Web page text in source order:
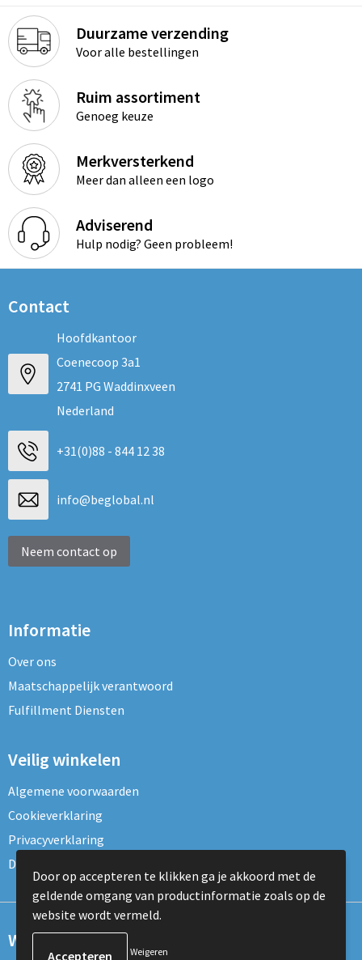
Duurzame verzending
Voor alle bestellingen
Ruim assortiment
Genoeg keuze
Merkversterkend
Meer dan alleen een logo
Adviserend
Hulp nodig? Geen probleem!
Contact
Hoofdkantoor
Coenecoop 3a1
2741 PG Waddinxveen
Nederland
+31(0)88 - 844 12 38
info@beglobal.nl
Neem contact op
Informatie
Over ons
Maatschappelijk verantwoord
Fulfillment Diensten
Veilig winkelen
Algemene voorwaarden
Cookieverklaring
Privacyverklaring
Disclaimer
Wil je onze nieuwsbrief ontvangen?
Door op accepteren te klikken ga je akkoord met de
geldende omgang van productinformatie zoals op de
website wordt vermeld.
Weigeren